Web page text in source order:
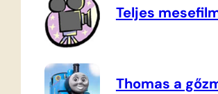
Teljes
Thomas a